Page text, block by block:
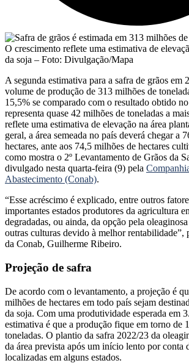
O crescimento reflete uma estimativa de
da soja – Foto: Divulgação/Mapa
A segunda estimativa para a safra de grãos em
volume de produção de 313 milhões de
15,5% se comparado com o resultado obtido
representa quase 42 milhões de toneladas a
reflete uma estimativa de elevação na área
geral, a área semeada no país deverá chegar a
hectares, ante aos 74,5 milhões de hectares
como mostra o 2º Levantamento de Grãos da
divulgado nesta quarta-feira (9) pela
Abastecimento (Conab).
“Esse acréscimo é explicado, entre outros
importantes estados produtores da agricultura
degradadas, ou ainda, da opção pela
outras culturas devido à melhor rentabilidade”,
da Conab, Guilherme Ribeiro.
Projeção de safra
De acordo com o levantamento, a projeção é
milhões de hectares em todo país sejam
da soja. Com uma produtividade esperada em
estimativa é que a produção fique em torno de
toneladas. O plantio da safra 2022/23 da
da área prevista após um início lento por conta
localizadas em alguns estados.